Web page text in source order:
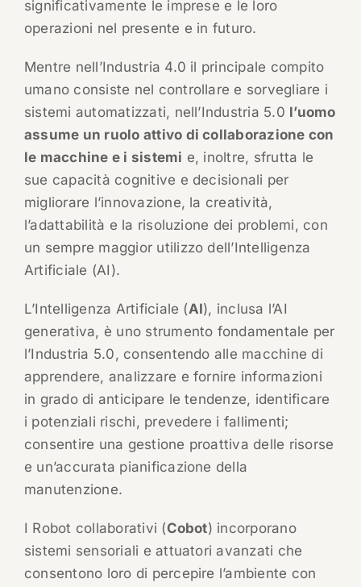
significativamente le imprese e le loro
operazioni nel presente e in futuro.
Mentre nell’Industria 4.0 il principale compito
umano consiste nel controllare e sorvegliare i
sistemi automatizzati, nell’Industria 5.0 l’uomo
assume un ruolo attivo di collaborazione con
le macchine e i sistemi e, inoltre, sfrutta le
sue capacità cognitive e decisionali per
migliorare l’innovazione, la creatività,
l’adattabilità e la risoluzione dei problemi, con
un sempre maggior utilizzo dell’Intelligenza
Artificiale (AI).
L’Intelligenza Artificiale (AI), inclusa l’AI
generativa, è uno strumento fondamentale per
l’Industria 5.0, consentendo alle macchine di
apprendere, analizzare e fornire informazioni
in grado di anticipare le tendenze, identificare
i potenziali rischi, prevedere i fallimenti;
consentire una gestione proattiva delle risorse
e un’accurata pianificazione della
manutenzione.
I Robot collaborativi (Cobot) incorporano
sistemi sensoriali e attuatori avanzati che
consentono loro di percepire l’ambiente con